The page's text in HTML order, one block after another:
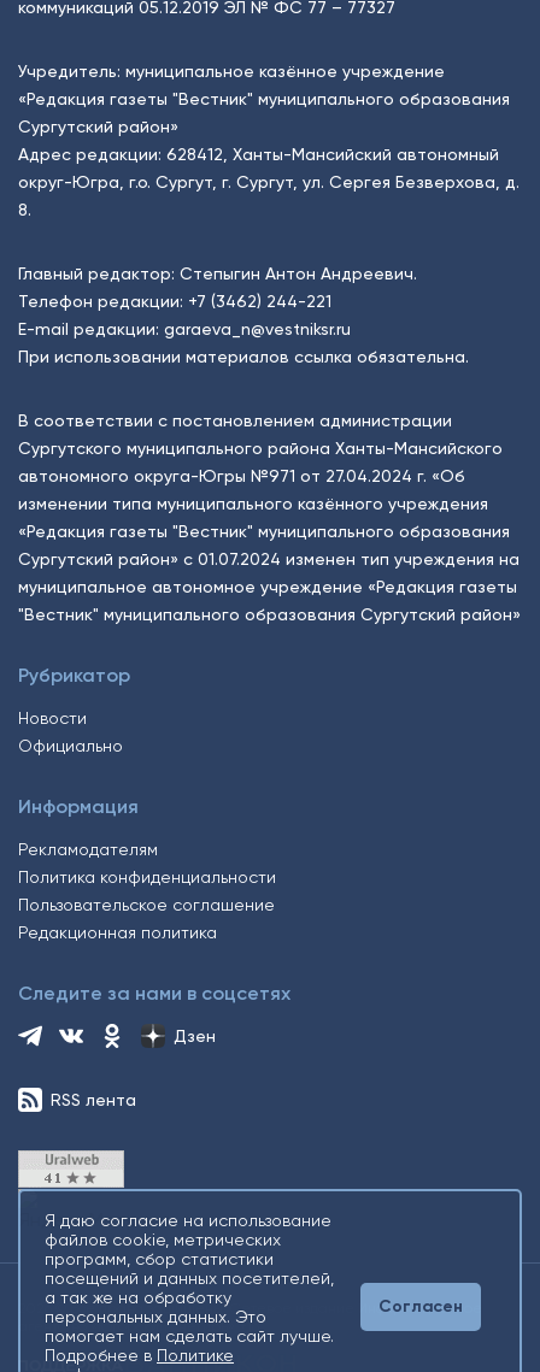
коммуникаций 05.12.2019 ЭЛ № ФС 77 – 77327
Учредитель: муниципальное казённое учреждение
«Редакция газеты "Вестник" муниципального образования
Сургутский район»
Адрес редакции: 628412, Ханты-Мансийский автономный
округ-Югра, г.о. Сургут, г. Сургут, ул. Сергея Безверхова, д.
8.
Главный редактор: Степыгин Антон Андреевич.
Телефон редакции: +7 (3462) 244-221
E-mail редакции: garaeva_n@vestniksr.ru
При использовании материалов ссылка обязательна.
В соответствии с постановлением администрации
Сургутского муниципального района Ханты-Мансийского
автономного округа-Югры №971 от 27.04.2024 г. «Об
изменении типа муниципального казённого учреждения
«Редакция газеты "Вестник" муниципального образования
Сургутский район» с 01.07.2024 изменен тип учреждения на
муниципальное автономное учреждение «Редакция газеты
"Вестник" муниципального образования Сургутский район»
Рубрикатор
Новости
Официально
Информация
Рекламодателям
Политика конфиденциальности
Пользовательское соглашение
Редакционная политика
Следите за нами в соцсетях
Дзен
RSS лента
2026 © Все права защищены. Сетевое издание Информационное
агентство «Югорский снегирь» +16
Я даю согласие на использование
файлов cookie, метрических
программ, сбор статистики
посещений и данных посетителей,
а так же на обработку
персональных данных. Это
помогает нам сделать сайт лучше.
Подробнее в Политике
Согласен